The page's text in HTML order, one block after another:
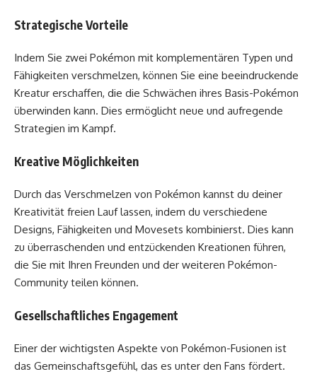
Strategische Vorteile
Indem Sie zwei Pokémon mit komplementären Typen und
Fähigkeiten verschmelzen, können Sie eine beeindruckende
Kreatur erschaffen, die die Schwächen ihres Basis-Pokémon
überwinden kann. Dies ermöglicht neue und aufregende
Strategien im Kampf.
Kreative Möglichkeiten
Durch das Verschmelzen von Pokémon kannst du deiner
Kreativität freien Lauf lassen, indem du verschiedene
Designs, Fähigkeiten und Movesets kombinierst. Dies kann
zu überraschenden und entzückenden Kreationen führen,
die Sie mit Ihren Freunden und der weiteren Pokémon-
Community teilen können.
Gesellschaftliches Engagement
Einer der wichtigsten Aspekte von Pokémon-Fusionen ist
das Gemeinschaftsgefühl, das es unter den Fans fördert.